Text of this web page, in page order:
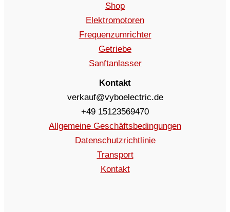
Shop
Elektromotoren
Frequenzumrichter
Getriebe
Sanftanlasser
Kontakt
verkauf@vyboelectric.de
+49 15123569470
Allgemeine Geschäftsbedingungen
Datenschutzrichtlinie
Transport
Kontakt